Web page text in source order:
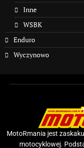
Inne
WSBK
Enduro
Wyczynowo
MotoRmania jest
motocyklowej.